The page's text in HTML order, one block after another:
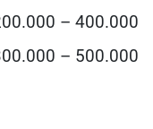
– 400.000
– 500.000